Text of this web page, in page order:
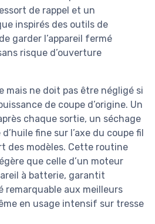
de rappel et un
inspirés des outils de
garder l’appareil fermé
risque d’ouverture
mais ne doit pas être négligé si
de coupe d’origine. Un
chaque sortie, un séchage
fine sur l’axe du coupe fil
des modèles. Cette routine
que celle d’un moteur
à batterie, garantit
aux meilleurs
en usage intensif sur tresse